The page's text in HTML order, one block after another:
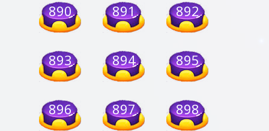
890 891 892
893 894 895
896 897 898